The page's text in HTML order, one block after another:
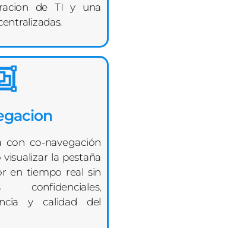
de TI y una
con co-navegación
la pestaña
en tiempo real sin
y calidad del